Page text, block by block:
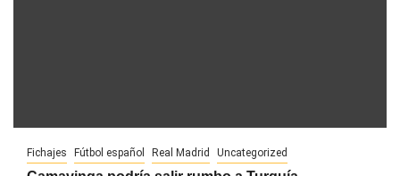
Fichajes Fútbol español Real Madrid Uncategorized